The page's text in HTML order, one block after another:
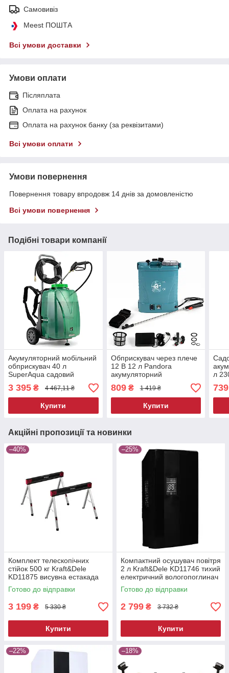
Самовивіз
Meest ПОШТА
Всі умови доставки
Умови оплати
Післяплата
Оплата на рахунок
Оплата на рахунок банку (за реквізитами)
Всі умови оплати
Умови повернення
Повернення товару впродовж 14 днів за домовленістю
Всі умови повернення
Подібні товари компанії
Акумуляторний мобільний
обприскувач 40 л
SuperAqua садовий
розпилювач добрив на
колесах городній
оприскувач овочів
3 395 ₴ 4 467,11 ₴
Купити
Обприскувач через плече
12 В 12 л Pandora
акумуляторний
оприскувач для саду
розпилювач добрив
садовий оприскувач
809₴ 1 419 ₴
Купити
л
для
739
Акційні пропозиції та новинки
–40%
Комплект телескопічних
стійок 500 кг Kraft&Dele
KD11875 висувна естакада
Готово до відправки
3 199 ₴ 5 330 ₴
Купити
–25%
Компактний осушувач повітря
2 л Kraft&Dele KD11746 тихий
електричний вологопоглинач
Готово до відправки
2 799 ₴ 3 732 ₴
Купити
–22% –18%